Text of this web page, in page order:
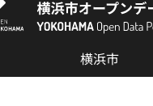
横浜市